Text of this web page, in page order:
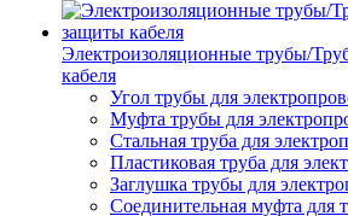
Электроизоляционные трубы/
кабеля
Угол трубы для
Муфта трубы для
Стальная труба для
Пластиковая труба для
Заглушка трубы для
Соединительная муфта для